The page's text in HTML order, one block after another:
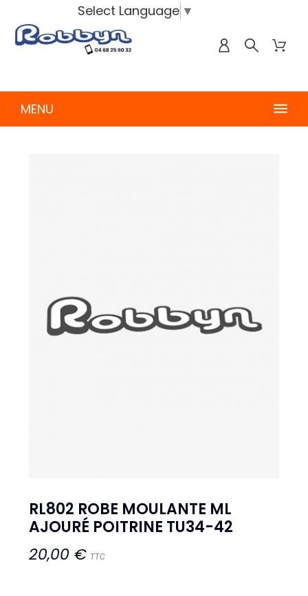
Select Language ▼
MENU
RL802 ROBE MOULANTE ML
AJOURÉ POITRINE TU34-42
20,00 € TTC